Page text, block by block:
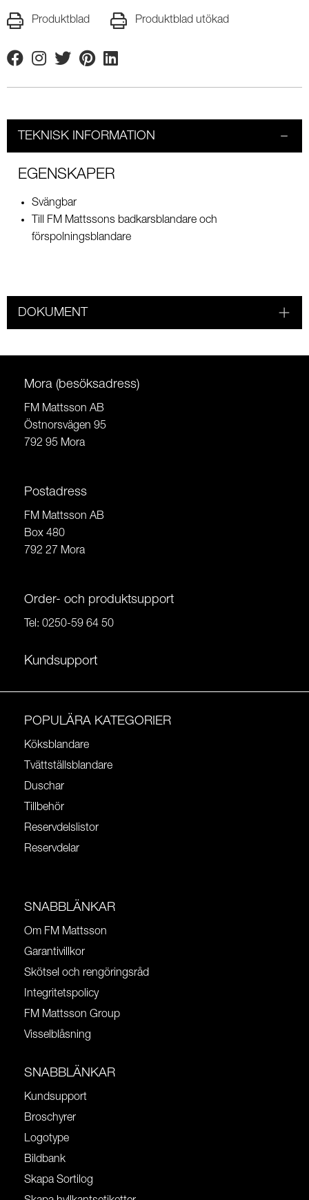
Produktblad Produktblad utökad
FacebookInstagram
TwitterPinterestLinkedin
TEKNISK INFORMATION
EGENSKAPER
Svängbar
Till FM Mattssons badkarsblandare och
förspolningsblandare
DOKUMENT
Mora (besöksadress)
FM Mattsson AB
Östnorsvägen 95
792 95 Mora
Postadress
FM Mattsson AB
Box 480
792 27 Mora
Order- och produktsupport
Tel: 0250-59 64 50
Kundsupport
POPULÄRA KATEGORIER
Köksblandare
Tvättställsblandare
Duschar
Tillbehör
Reservdelslistor
Reservdelar
SNABBLÄNKAR
Om FM Mattsson
Garantivillkor
Skötsel och rengöringsråd
Integritetspolicy
FM Mattsson Group
Visselblåsning
SNABBLÄNKAR
Kundsupport
Broschyrer
Logotype
Bildbank
Skapa Sortilog